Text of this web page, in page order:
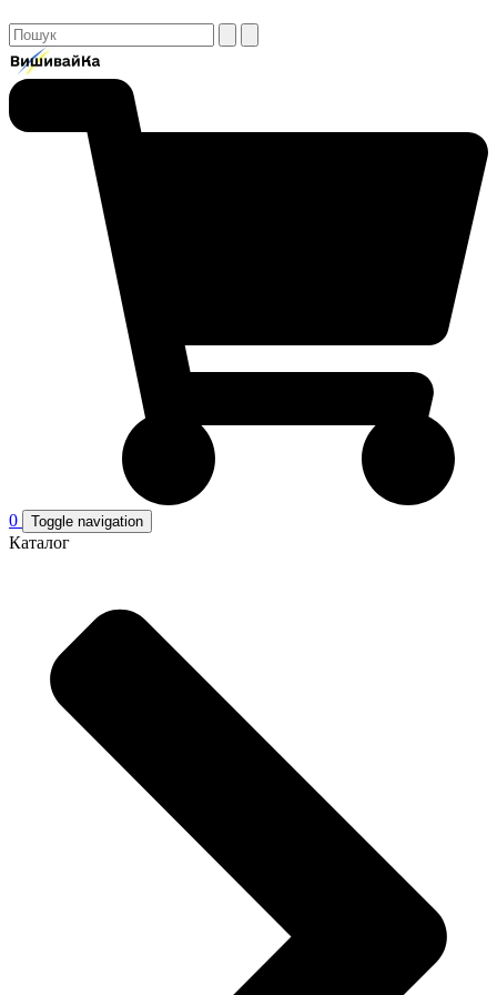
0 Toggle navigation
Каталог